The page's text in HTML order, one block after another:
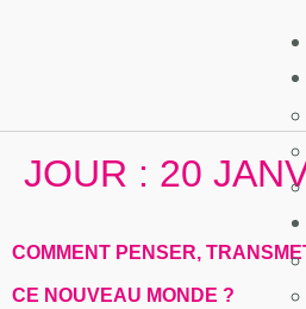
JOUR : 20
COMMENT PENSER,
CE NOUVEAU MONDE ?